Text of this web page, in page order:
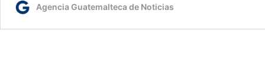
Agencia Guatemalteca de Noticias